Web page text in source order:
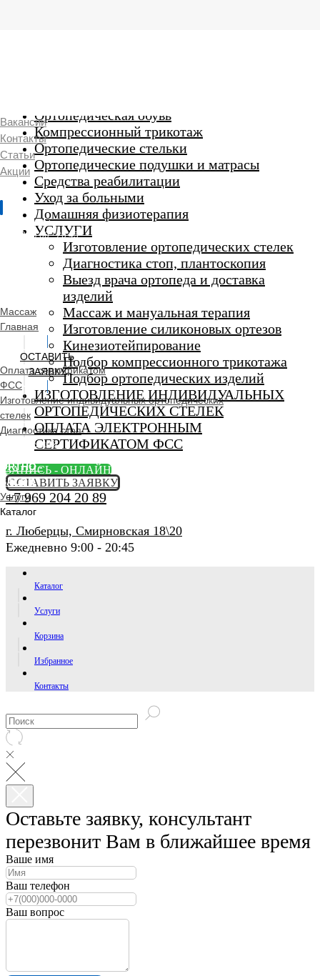
г. Люберцы
Пн-Вс 9:00 - 20:45
салон
Ортопедическая обувь
Компрессионный трикотаж
Ортопедические стельки
Ортопедические подушки и матрасы
Средства реабилитации
Уход за больными
Домашняя физиотерапия
УСЛУГИ
Изготовление ортопедических стелек
Диагностика стоп, плантоскопия
Выезд врача ортопеда и доставка
изделий
Массаж и мануальная терапия
Изготовление силиконовых ортезов
Кинезиотейпирование
Подбор компрессионного трикотажа
Подбор ортопедических изделий
ИЗГОТОВЛЕНИЕ ИНДИВИДУАЛЬНЫХ
ОРТОПЕДИЧЕСКИХ СТЕЛЕК
ОПЛАТА ЭЛЕКТРОННЫМ
СЕРТИФИКАТОМ ФСС
ЗАПИСЬ - ОНЛАЙН
ОСТАВИТЬ ЗАЯВКУ
+7 969 204 20 89
г. Люберцы, Смирновская 18\20
Ежедневно 9:00 - 20:45
Каталог
Услуги
Корзина
Избранное
Контакты
Оставьте заявку, консультант
перезвонит Вам в ближайшее время
Ваше имя
Ваш телефон
Ваш вопрос
Вакансии
Контакты
Статьи
Акции
Массаж
Главная
ОСТАВИТЬ
ЗАЯВКУ
Оплата сертификатом
ФСС
Изготовление индивидуальных ортопедических
стелек
Диагностика стоп
Ортопедический
ORTHO -
SALON
Услуги
Каталог